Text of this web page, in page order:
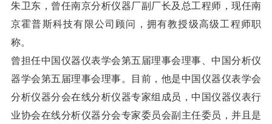
朱卫东，曾任南京分析仪器厂副厂长及总工程师，现任南
京霍普斯科技有限公司顾问，拥有教授级高级工程师职
称。
曾担任中国仪器仪表学会第五届理事会理事、中国分析仪
器学会第五届理事会理事。目前，他是中国仪器仪表学会
分析仪器分会在线分析仪器专家组成员，中国仪器仪表行
业协会在线分析仪器分会专家委员会副主任委员，并且是